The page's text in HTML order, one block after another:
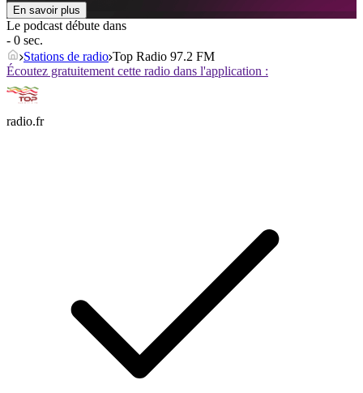
En savoir plus
Le podcast débute dans
- 0 sec.
Stations de radio Top Radio 97.2 FM
Écoutez gratuitement cette radio dans l'application :
radio.fr